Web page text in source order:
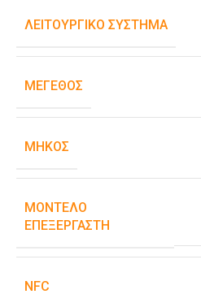
ΛΕΙΤΟΥΡΓΙΚΌ ΣΎΣΤΗΜΑ
ΜΈΓΕΘΟΣ
ΜΉΚΟΣ
ΜΟΝΤΈΛΟ
ΕΠΕΞΕΡΓΑΣΤΉ
NFC